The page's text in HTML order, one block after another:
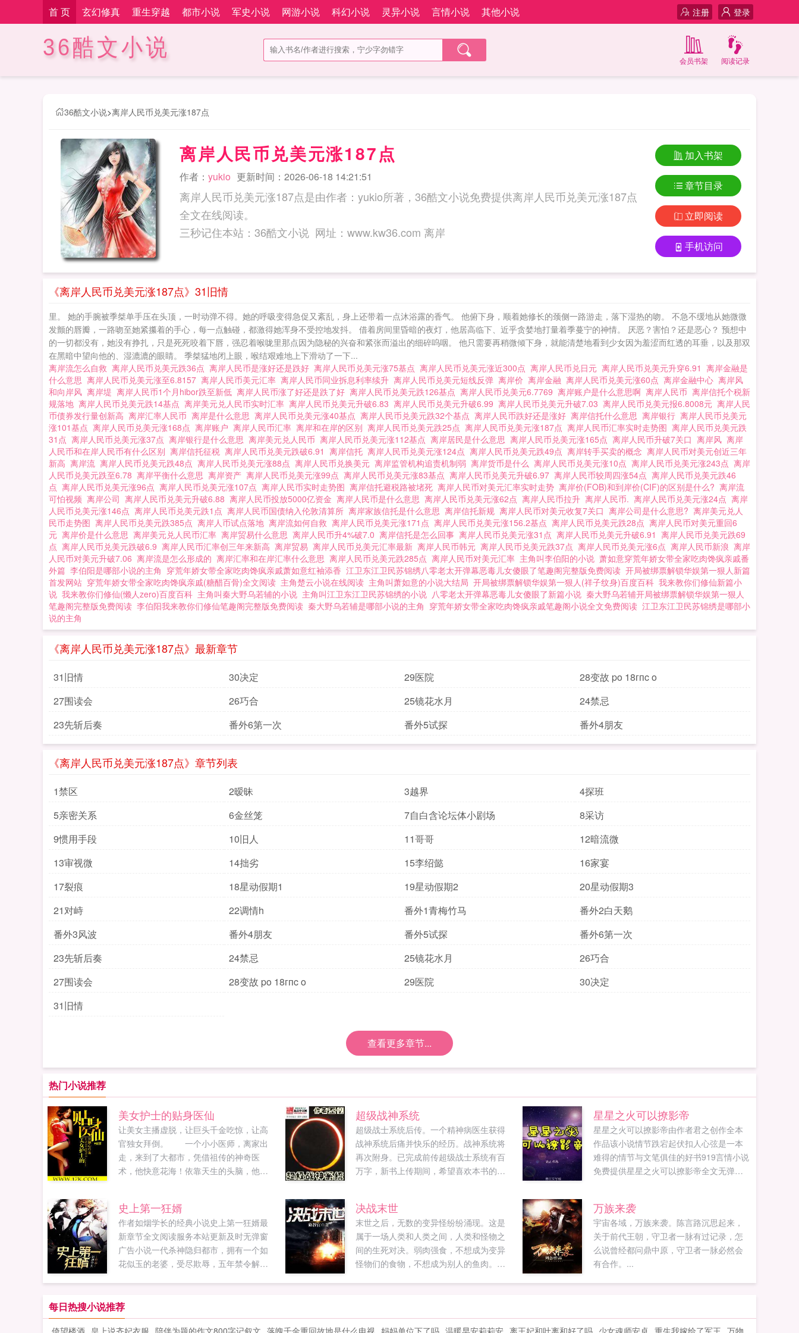
首 页 玄幻修真 重生穿越 都市小说 军史小说 网游小说 科幻小说 灵异小说 言情小说 其他小说 登录
注册
36酷文小说 阅读记录
会员书架
36酷文小说>离岸人民币兑美元涨187点
离岸人民币兑美元涨187点
作者： yukio 更新时间：2026-06-18 14:21:51
离岸人民币兑美元涨187点是由作者：yukio所著，36酷文小说免费提供离岸人民币兑美元涨187点
全文在线阅读。
三秒记住本站：36酷文小说 网址：www.kw36.com 离岸
加入书架
章节目录
立即阅读
手机访问
《离岸人民币兑美元涨187点》31旧情
里。 她的手腕被季桀单手压在头顶，一时动弹不得。她的呼吸变得急促又紊乱，身上还带着一点沐浴露的香气。 他俯下身，顺着她修长的颈侧一路游走，落下湿热的吻。 不急不缓地从她微微
发颤的唇瓣，一路吻至她紧攥着的手心，每一点触碰，都激得她浑身不受控地发抖。 借着房间里昏暗的夜灯，他居高临下、近乎贪婪地打量着季蔓宁的神情。 厌恶？害怕？还是恶心？ 预想中
的一切都没有，她没有挣扎，只是死死咬着下唇，强忍着喉咙里那点因为隐秘的兴奋和紧张而溢出的细碎呜咽。 他只需要再稍微倾下身，就能清楚地看到少女因为羞涩而红透的耳垂，以及那双
在黑暗中望向他的、湿漉漉的眼睛。 季桀猛地闭上眼，喉结艰难地上下滑动了一下...
离岸流怎么自救 离岸人民币兑美元跌36点 离岸人民币是涨好还是跌好 离岸人民币兑美元涨75基点 离岸人民币兑美元涨近300点 离岸人民币兑日元 离岸人民币兑美元升穿6.91 离岸金融是
什么意思 离岸人民币兑美元涨至6.8157 离岸人民币美元汇率 离岸人民币同业拆息利率续升 离岸人民币兑美元短线反弹 离岸价 离岸金融 离岸人民币兑美元涨60点 离岸金融中心 离岸风
和向岸风 离岸堤 离岸人民币1个月hibor跌至新低 离岸人民币涨了好还是跌了好 离岸人民币兑美元跌126基点 离岸人民币兑美元6.7769 离岸账户是什么意思啊 离岸人民币 离岸信托个税新
规落地 离岸人民币兑美元跌14基点 离岸美元兑人民币实时汇率 离岸人民币兑美元升破6.83 离岸人民币兑美元升破6.99 离岸人民币兑美元升破7.03 离岸人民币兑美元报6.8008元 离岸人民
币债券发行量创新高 离岸汇率人民币 离岸是什么意思 离岸人民币兑美元涨40基点 离岸人民币兑美元跌32个基点 离岸人民币跌好还是涨好 离岸信托什么意思 离岸银行 离岸人民币兑美元
涨101基点 离岸人民币兑美元涨168点 离岸账户 离岸人民币汇率 离岸和在岸的区别 离岸人民币兑美元跌25点 离岸人民币兑美元涨187点 离岸人民币汇率实时走势图 离岸人民币兑美元跌
31点 离岸人民币兑美元涨37点 离岸银行是什么意思 离岸美元兑人民币 离岸人民币兑美元涨112基点 离岸居民是什么意思 离岸人民币兑美元涨165点 离岸人民币升破7关口 离岸风 离岸
人民币和在岸人民币有什么区别 离岸信托征税 离岸人民币兑美元跌破6.91 离岸信托 离岸人民币兑美元涨124点 离岸人民币兑美元跌49点 离岸转手买卖的概念 离岸人民币对美元创近三年
新高 离岸流 离岸人民币兑美元跌48点 离岸人民币兑美元涨88点 离岸人民币兑换美元 离岸监管机构追责机制弱 离岸货币是什么 离岸人民币兑美元涨10点 离岸人民币兑美元涨243点 离岸
人民币兑美元跌至6.78 离岸平衡什么意思 离岸资产 离岸人民币兑美元涨99点 离岸人民币兑美元涨83基点 离岸人民币兑美元升破6.97 离岸人民币较周四涨54点 离岸人民币兑美元跌46
点 离岸人民币兑美元涨96点 离岸人民币兑美元涨107点 离岸人民币实时走势图 离岸信托避税路被堵死 离岸人民币对美元汇率实时走势 离岸价(FOB)和到岸价(CIF)的区别是什么? 离岸流
可怕视频 离岸公司 离岸人民币兑美元升破6.88 离岸人民币投放5000亿资金 离岸人民币是什么意思 离岸人民币兑美元涨62点 离岸人民币拉升 离岸人民币. 离岸人民币兑美元涨24点 离岸
人民币兑美元涨146点 离岸人民币兑美元跌1点 离岸人民币国债纳入伦敦清算所 离岸家族信托是什么意思 离岸信托新规 离岸人民币对美元收复7关口 离岸公司是什么意思? 离岸美元兑人
民币走势图 离岸人民币兑美元跌385点 离岸人币试点落地 离岸流如何自救 离岸人民币兑美元涨171点 离岸人民币兑美元涨156.2基点 离岸人民币兑美元跌28点 离岸人民币对美元重回6
元 离岸价是什么意思 离岸美元兑人民币汇率 离岸贸易什么意思 离岸人民币升4%破7.0 离岸信托是怎么回事 离岸人民币兑美元涨31点 离岸人民币兑美元升破6.91 离岸人民币兑美元跌69
点 离岸人民币兑美元跌破6.9 离岸人民币汇率创三年来新高 离岸贸易 离岸人民币兑美元汇率最新 离岸人民币韩元 离岸人民币兑美元跌37点 离岸人民币兑美元涨6点 离岸人民币新浪 离岸
人民币对美元升破7.06 离岸流是怎么形成的 离岸汇率和在岸汇率什么意思 离岸人民币兑美元跌285点 离岸人民币对美元汇率 主角叫李伯阳的小说 萧如意穿荒年娇女带全家吃肉馋疯亲戚番
外篇 李伯阳是哪部小说的主角 穿荒年娇女带全家吃肉馋疯亲戚萧如意红袖添香 江卫东江卫民苏锦绣八零老太开弹幕恶毒儿女傻眼了笔趣阁完整版免费阅读 开局被绑票解锁华娱第一狠人新篇
首发网站 穿荒年娇女带全家吃肉馋疯亲戚(糖醋百骨)全文阅读 主角楚云小说在线阅读 主角叫萧如意的小说大结局 开局被绑票解锁华娱第一狠人(祥子纹身)百度百科 我来教你们修仙新篇小
说 我来教你们修仙(懒人zero)百度百科 主角叫秦大野乌若辅的小说 主角叫江卫东江卫民苏锦绣的小说 八零老太开弹幕恶毒儿女傻眼了新篇小说 秦大野乌若辅开局被绑票解锁华娱第一狠人
笔趣阁完整版免费阅读 李伯阳我来教你们修仙笔趣阁完整版免费阅读 秦大野乌若辅是哪部小说的主角 穿荒年娇女带全家吃肉馋疯亲戚笔趣阁小说全文免费阅读 江卫东江卫民苏锦绣是哪部小
说的主角
《离岸人民币兑美元涨187点》最新章节
31旧情 30决定 29医院
28变故 po 18гпc o
27围读会
26巧合 25镜花水月
24禁忌
23先斩后奏
番外6第一次 番外5试探 番外4朋友
《离岸人民币兑美元涨187点》章节列表
1禁区 2暧昧 3越界
4探班
5亲密关系
6金丝笼 7自白含论坛体小剧场
8采访
9惯用手段
10旧人 11哥哥
12暗流微
13审视微
14拙劣 15李绍懿
16家宴
17裂痕
18星动假期1 19星动假期2
20星动假期3
21对峙
22调情h 番外1青梅竹马
番外2白天鹅
番外3风波
番外4朋友 番外5试探
番外6第一次
23先斩后奏
24禁忌 25镜花水月
26巧合
27围读会
28变故 po 18гпc o 29医院
30决定
31旧情
查看更多章节...
热门小说推荐
美女护士的贴身医仙
让美女主播虚脱，让巨头千金吃惊，让高
官独女拜倒。 一个小小医师，离家出
走，来到了大都市，凭借祖传的神奇医
术，他快意花海！依靠天生的头脑，他纵
市梦想，他开始了一段香艳神奇的旖旎修
仙之旅！ 书友群162804505
求鲜花，各种求，希望大家多多支持慧
心。...
超级战神系统
超级战士系统后传。一个精神病医生获得
战神系统后痛并快乐的经历。战神系统将
再次附身。已完成前传超级战士系统有百
万字，新书上传期间，希望喜欢本书的多
之机甲狂想曲。...
星星之火可以撩影帝
星星之火可以撩影帝由作者君之创作全本
作品该小说情节跌宕起伏扣人心弦是一本
难得的情节与文笔俱佳的好书919言情小说
免费提供星星之火可以撩影帝全文无弹窗
史上第一狂婿
作者如烟学长的经典小说史上第一狂婿最
新章节全文阅读服务本站更新及时无弹窗
广告小说一代杀神隐归都市，拥有一个如
花似玉的老婆，受尽欺辱，五年禁令解
决战末世
末世之后，无数的变异怪纷纷涌现。这是
属于一场人类和人类之间，人类和怪物之
间的生死对决。弱肉强食，不想成为变异
怪物们的食物，不想成为别人的鱼肉。那
万族来袭
宇宙各域，万族来袭。陈言路沉思起来，
关于前代王朝，守卫者一脉有过记录，怎
么说曾经都问鼎中原，守卫者一脉必然会
有合作。...
每日热搜小说推荐
倚望楼酒 皇上说齐妃衣服 陪伴为题的作文800字记叙文 落魄千金重回故地是什么电视 妈妈单位下了吗 温暖早安莉莉安 离王妃和叶离和好了吗 少女魂师安卓 重生我嫁给了军王 万物